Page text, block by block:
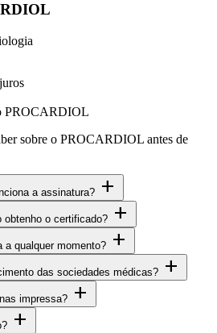
PROCARDIOL
sobre o PROCARDIOL antes de
a assinatura? add
obtenho o certificado? add
a qualquer momento? add
das sociedades médicas? add
impressa? add
add